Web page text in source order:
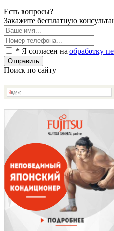
Есть вопросы?
Закажите бесплатную
* Я согласен на обработку
Отправить
Поиск по сайту